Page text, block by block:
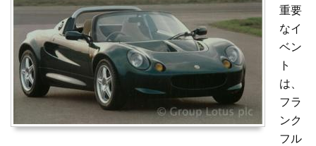
重要
なイ
ベン
ト
は、
フラ
ンク
フル